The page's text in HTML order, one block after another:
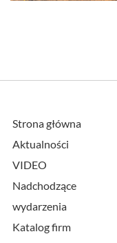
Strona główna
Aktualności
VIDEO
Nadchodzące
wydarzenia
Katalog firm